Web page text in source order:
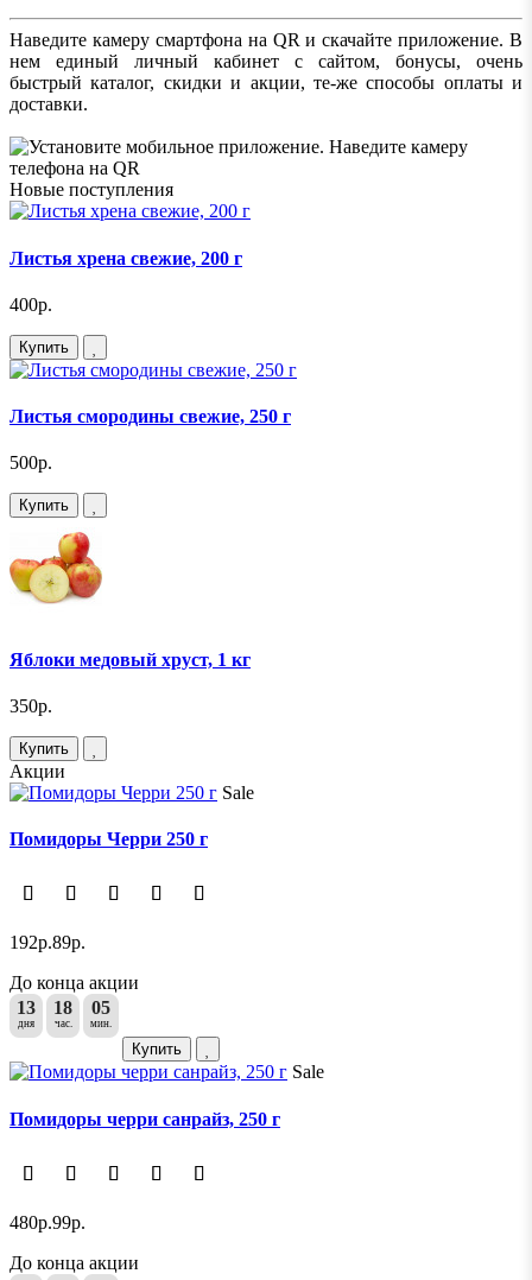
Наведите камеру смартфона на QR и скачайте приложение. В
нем единый личный кабинет с сайтом, бонусы, очень
быстрый каталог, скидки и акции, те-же способы оплаты и
доставки.
Новые поступления
Листья хрена свежие, 200 г
400р.
Купить
Листья смородины свежие, 250 г
500р.
Купить
Яблоки медовый хруст, 1 кг
350р.
Купить
Акции
Sale
Помидоры Черри 250 г
192р.89р.
До конца акции
13
дня
18
час.
05
мин.
Купить
Sale
Помидоры черри санрайз, 250 г
480р.99р.
До конца акции